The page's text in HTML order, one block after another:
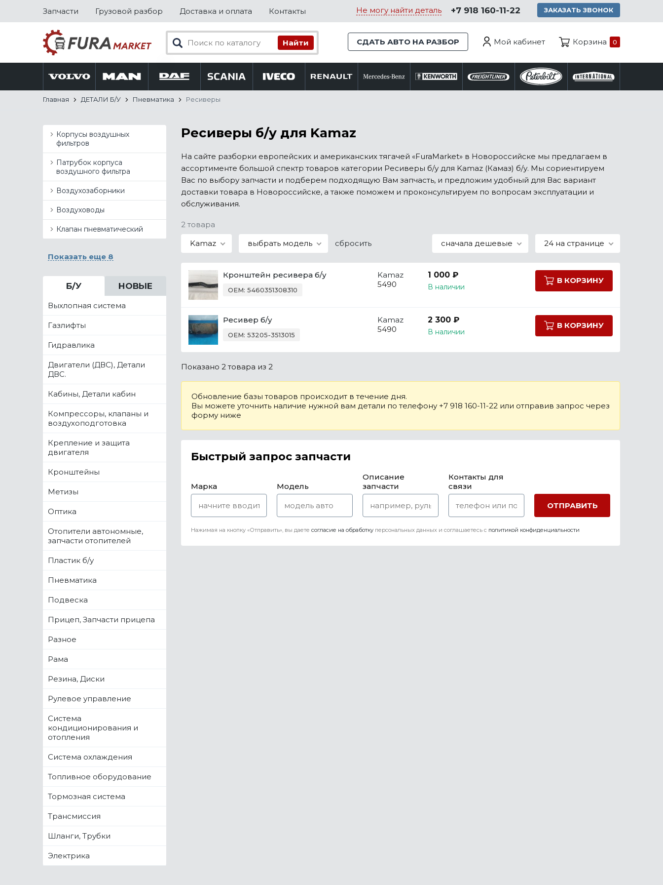
Запчасти Грузовой разбор Доставка и оплата Контакты Не могу найти деталь +7 918 160-11-22 ЗАКАЗАТЬ ЗВОНОК
СДАТЬ АВТО НА РАЗБОР Мой кабинет Корзина 0
Главная ДЕТАЛИ Б/У Пневматика Ресиверы
Корпусы воздушных
фильтров
Патрубок корпуса
воздушного фильтра
Воздухозаборники
Воздуховоды
Клапан пневматический
Показать еще 8
Б/У НОВЫЕ
Выхлопная система
Газлифты
Гидравлика
Двигатели (ДВС), Детали
ДВС.
Кабины, Детали кабин
Компрессоры, клапаны и
воздухоподготовка
Крепление и защита
двигателя
Кронштейны
Метизы
Оптика
Отопители автономные,
запчасти отопителей
Пластик б/у
Пневматика
Подвеска
Прицеп, Запчасти прицепа
Разное
Рама
Резина, Диски
Рулевое управление
Система
кондиционирования и
отопления
Система охлаждения
Топливное оборудование
Тормозная система
Трансмиссия
Шланги, Трубки
Электрика
Ресиверы б/у для Kamaz
На сайте разборки европейских и американских тягачей «FuraMarket» в Новороссийске мы предлагаем в
ассортименте большой спектр товаров категории Ресиверы б/у для Kamaz (Камаз) б/у. Мы сориентируем
Вас по выбору запчасти и подберем подходящую Вам запчасть, и предложим удобный для Вас вариант
доставки товара в Новороссийске, а также поможем и проконсультируем по вопросам эксплуатации и
обслуживания.
2 товара
Kamaz
выбрать модель сбросить сначала дешевые 24 на странице
Кронштейн ресивера б/у
OEM: 5460351308310
Kamaz
5490
1 000 ₽
В наличии
В КОРЗИНУ
Ресивер б/у
OEM: 53205-3513015
Kamaz
5490
2 300 ₽
В наличии
В КОРЗИНУ
Показано 2 товара из 2
Обновление базы товаров происходит в течение дня.
Вы можете уточнить наличие нужной вам детали по телефону +7 918 160-11-22 или отправив запрос через
форму ниже
Быстрый запрос запчасти
Марка Модель
Описание
запчасти
Контакты для
связи
Нажимая на кнопку «Отправить», вы даете согласие на обработку персональных данных и соглашаетесь c политикой конфиденциальности